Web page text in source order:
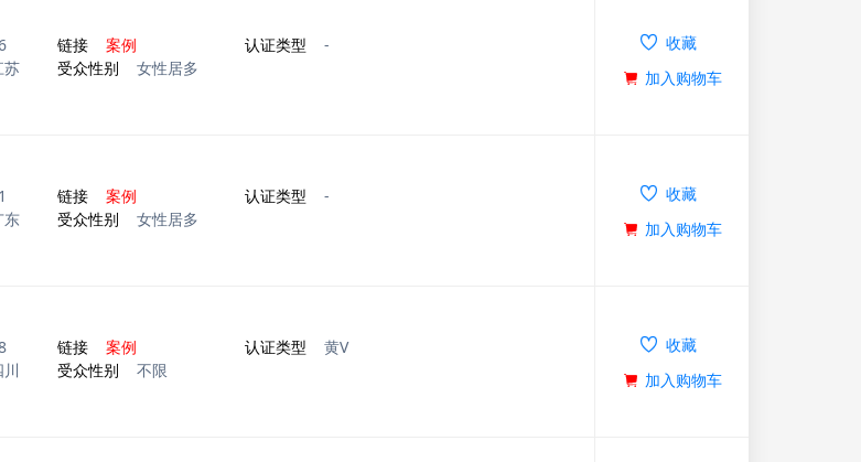
链接 案例 认证类型
-
苏 受众性别 女性居多
收藏
加入购物车
链接 案例 认证类型
-
东 受众性别 女性居多
收藏
加入购物车
链接 案例 认证类型
黄V
受众性别 不限
收藏
加入购物车